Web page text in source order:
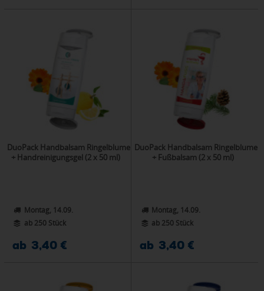
DuoPack Handbalsam Ringelblume
+ Handreinigungsgel (2 x 50 ml)
Montag, 14.09.
ab 250 Stück
ab 3,40 €
DuoPack Handbalsam Ringelblume
+ Fußbalsam (2 x 50 ml)
Montag, 14.09.
ab 250 Stück
ab 3,40 €